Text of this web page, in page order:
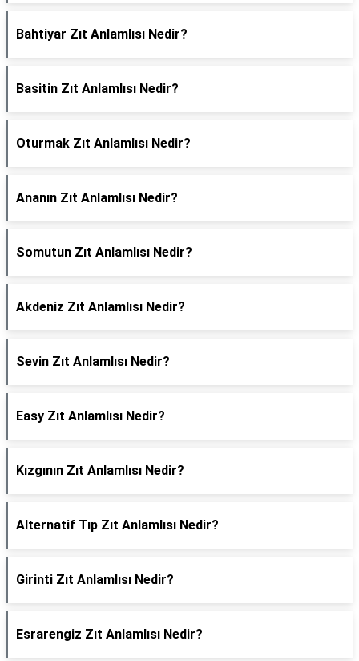
Bahtiyar Zıt Anlamlısı Nedir?
Basitin Zıt Anlamlısı Nedir?
Oturmak Zıt Anlamlısı Nedir?
Ananın Zıt Anlamlısı Nedir?
Somutun Zıt Anlamlısı Nedir?
Akdeniz Zıt Anlamlısı Nedir?
Sevin Zıt Anlamlısı Nedir?
Easy Zıt Anlamlısı Nedir?
Kızgının Zıt Anlamlısı Nedir?
Alternatif Tıp Zıt Anlamlısı Nedir?
Girinti Zıt Anlamlısı Nedir?
Esrarengiz Zıt Anlamlısı Nedir?